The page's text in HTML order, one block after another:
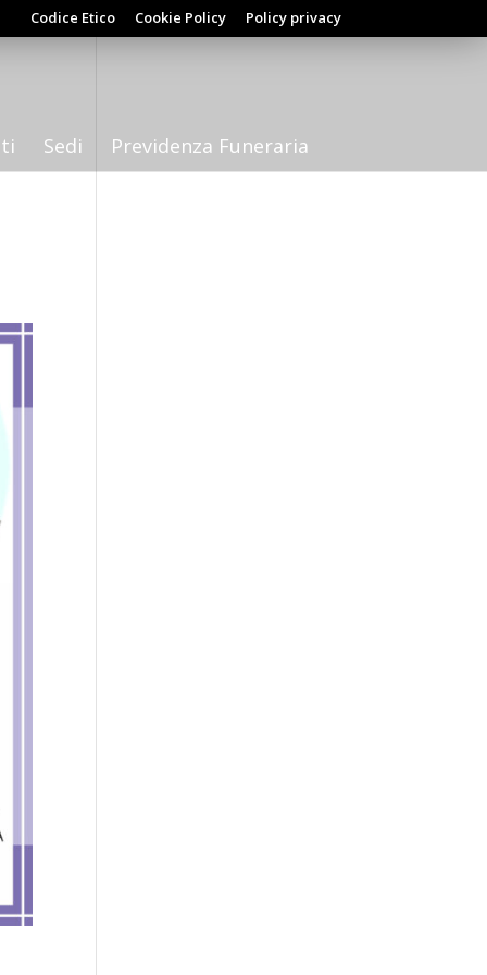
Codice Etico Cookie Policy Policy privacy
Sedi Previdenza Funeraria